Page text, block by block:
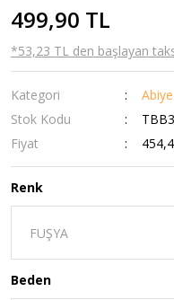
499,90 TL
*53,23 TL den başlayan
Kategori Abiye
Stok Kodu
Fiyat
Renk
Beden